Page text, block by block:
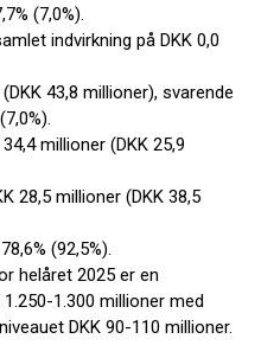
(7,0%).
indvirkning på DKK 0,0
43,8 millioner), svarende
millioner (DKK 25,9
28,5 millioner (DKK 38,5
(92,5%).
helåret 2025 er en
1.300 millioner med
DKK 90-110 millioner.